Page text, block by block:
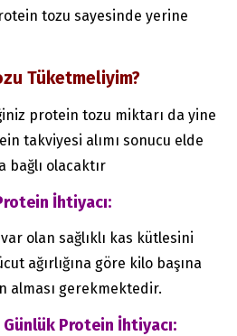
tozu sayesinde yerine
Tüketmeliyim?
protein tozu miktarı da yine
takviyesi alımı sonucu elde
bağlı olacaktır
İhtiyacı:
olan sağlıklı kas kütlesini
ağırlığına göre kilo başına
alması gerekmektedir.
Protein İhtiyacı: